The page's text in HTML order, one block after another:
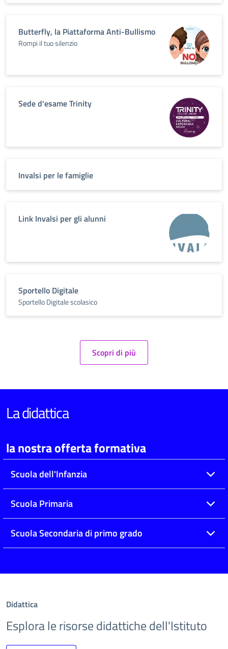
Butterfly, la Piattaforma Anti-Bullismo
Rompi il tuo silenzio
Sede d'esame Trinity
Invalsi per le famiglie
Link Invalsi per gli alunni
Sportello Digitale
Sportello Digitale scolasico
Scopri di più
La didattica
la nostra offerta formativa
Scuola dell'Infanzia
Scuola Primaria
Scuola Secondaria di primo grado
Didattica
Esplora le risorse didattiche dell'Istituto